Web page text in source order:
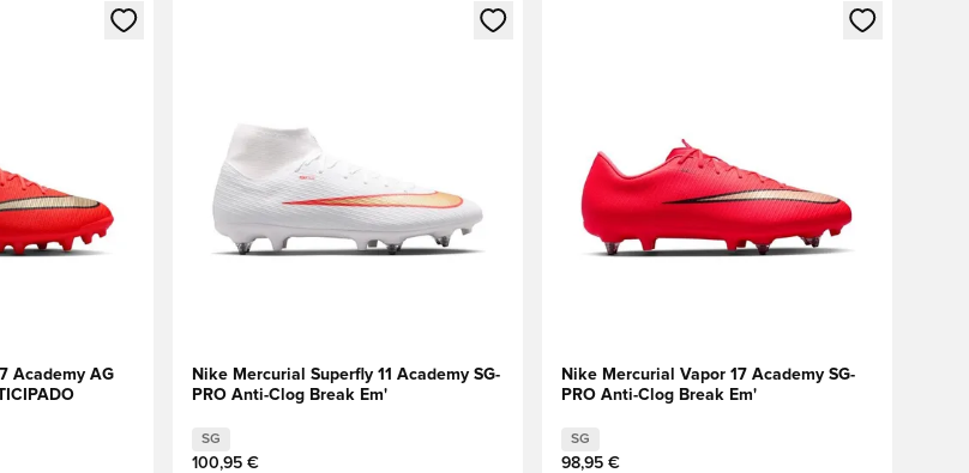
sesión o registrarse como miembro
Academy AG
Abre un modal para iniciar sesión o registrarse como miembro
Nike Mercurial Superfly 11 Academy SG-
PRO Anti-Clog Break Em'
SG
100,95 €
Abre un modal para iniciar sesión o registrarse
Nike Mercurial Vapor 17 Academy SG-
PRO Anti-Clog Break Em'
SG
98,95 €